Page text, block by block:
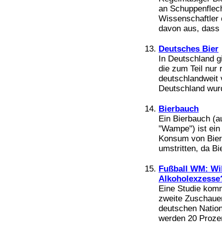
an
Wissenschaftler
davon aus,
Deutsches Bier
In Deutschland
die zum Teil nur
deutschlandweit
Deutschland
Bierbauch
Ein Bierbauch
"Wampe") ist
Konsum von
umstritten, da
Fußball WM:
Eine Studie
zweite
deutschen
werden 20